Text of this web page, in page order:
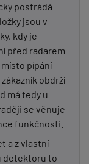
postrádá
jsou v
kdy je
před radarem
pípání
obdrží
má tedy u
se věnuje
funkčnosti.
a z vlastní
detektoru to